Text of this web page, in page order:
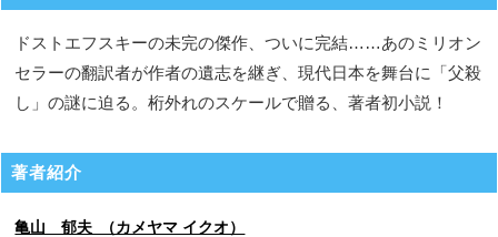
ドストエフスキーの未完の傑作、ついに完結……あのミリオン
セラーの翻訳者が作者の遺志を継ぎ、現代日本を舞台に「父殺
し」の謎に迫る。桁外れのスケールで贈る、著者初小説！
著者紹介
亀山 郁夫 （カメヤマ イクオ）